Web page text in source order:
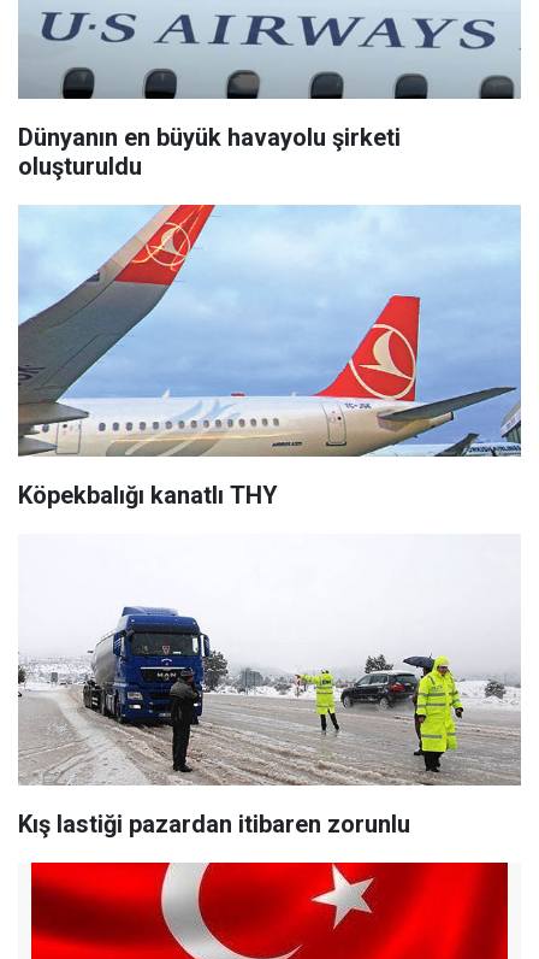
Dünyanın en büyük havayolu şirketi
oluşturuldu
Köpekbalığı kanatlı THY
Kış lastiği pazardan itibaren zorunlu